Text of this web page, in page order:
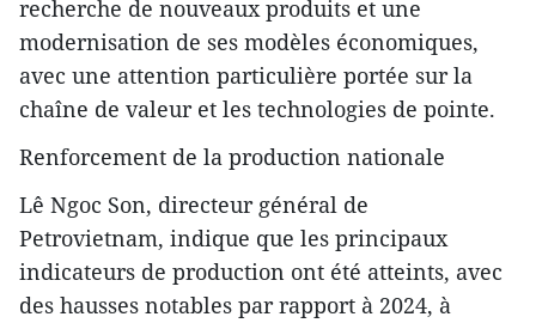
recherche de nouveaux produits et une
modernisation de ses modèles économiques,
avec une attention particulière portée sur la
chaîne de valeur et les technologies de pointe.
Renforcement de la production nationale
Lê Ngoc Son, directeur général de
Petrovietnam, indique que les principaux
indicateurs de production ont été atteints, avec
des hausses notables par rapport à 2024, à